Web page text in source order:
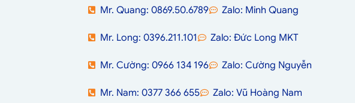
Mr. Quang: 0869.50.6789 Zalo: Minh Quang
Mr. Long: 0396.211.101 Zalo: Đức Long MKT
Mr. Cường: 0966 134 196 Zalo: Cường Nguyễn
Mr. Nam: 0377 366 655 Zalo: Vũ Hoàng Nam